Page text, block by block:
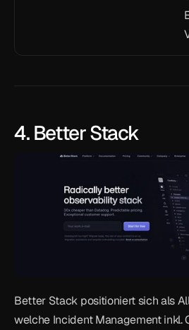
4. Better Stack
Better Stack positioniert sich als
welche Incident Management inkl.